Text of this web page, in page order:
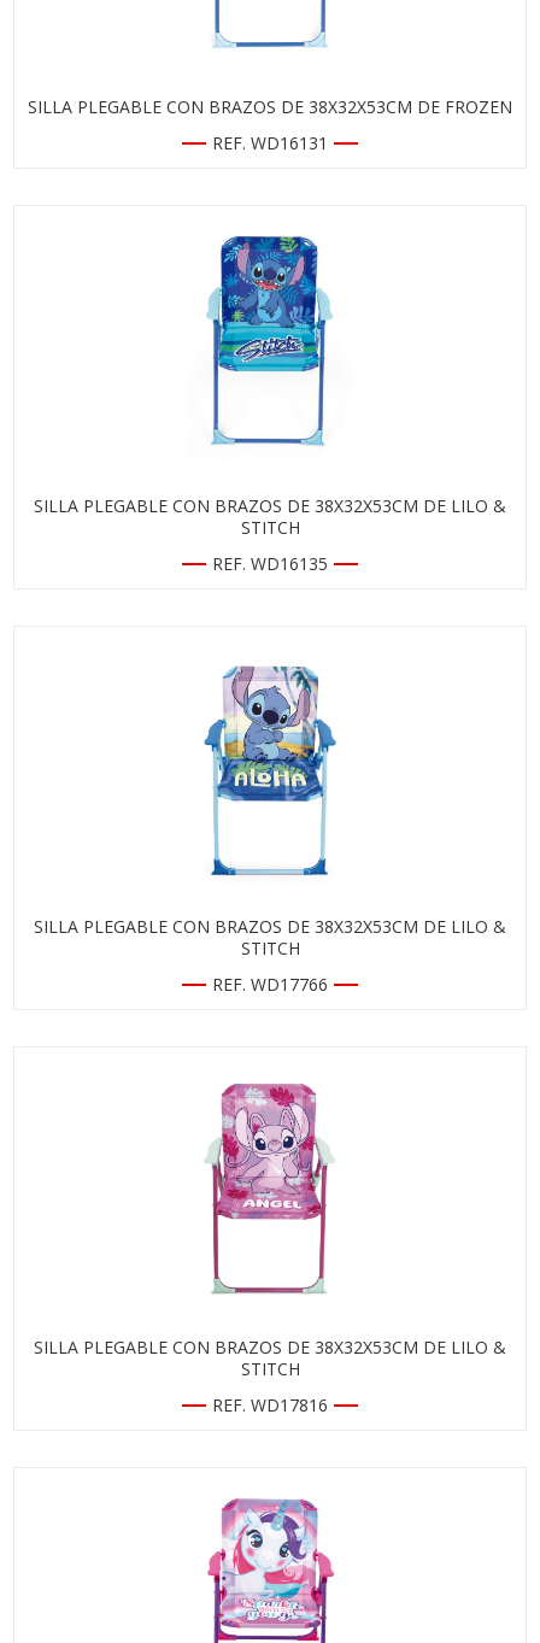
SILLA PLEGABLE CON BRAZOS DE 38X32X53CM DE FROZEN
REF. WD16131
SILLA PLEGABLE CON BRAZOS DE 38X32X53CM DE LILO &
STITCH
REF. WD16135
SILLA PLEGABLE CON BRAZOS DE 38X32X53CM DE LILO &
STITCH
REF. WD17766
SILLA PLEGABLE CON BRAZOS DE 38X32X53CM DE LILO &
STITCH
REF. WD17816